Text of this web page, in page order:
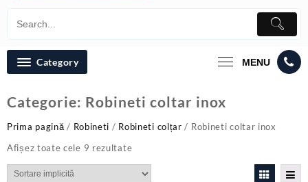
Category MENU
Categorie: Robineti coltar inox
Prima pagină/ Robineti / Robineti colțar / Robineti coltar inox
Afișez toate cele 9 rezultate